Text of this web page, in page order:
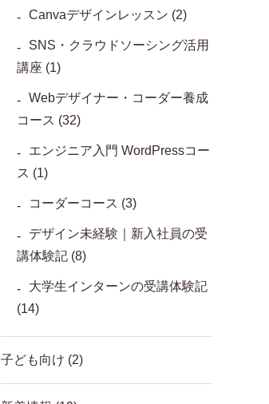
Canvaデザインレッスン (2)
SNS・クラウドソーシング活用
講座 (1)
Webデザイナー・コーダー養成
コース (32)
エンジニア入門 WordPressコー
ス (1)
コーダーコース (3)
デザイン未経験｜新入社員の受
講体験記 (8)
大学生インターンの受講体験記
(14)
子ども向け (2)